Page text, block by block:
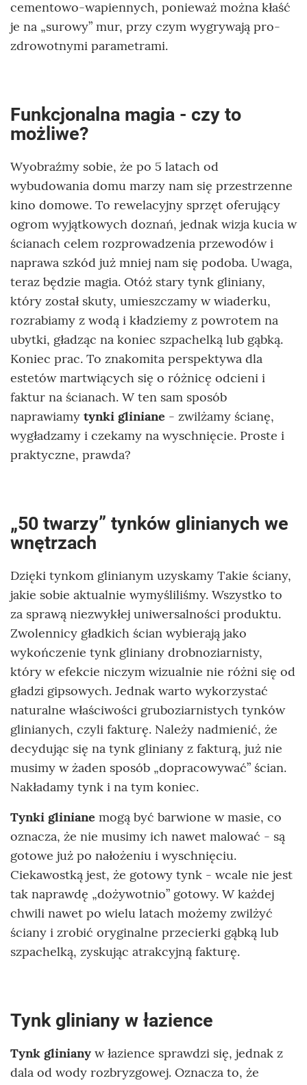
cementowo-wapiennych, ponieważ można kłaść
je na „surowy” mur, przy czym wygrywają pro-
zdrowotnymi parametrami.
Funkcjonalna magia - czy to
możliwe?
Wyobraźmy sobie, że po 5 latach od
wybudowania domu marzy nam się przestrzenne
kino domowe. To rewelacyjny sprzęt oferujący
ogrom wyjątkowych doznań, jednak wizja kucia w
ścianach celem rozprowadzenia przewodów i
naprawa szkód już mniej nam się podoba. Uwaga,
teraz będzie magia. Otóż stary tynk gliniany,
który został skuty, umieszczamy w wiaderku,
rozrabiamy z wodą i kładziemy z powrotem na
ubytki, gładząc na koniec szpachelką lub gąbką.
Koniec prac. To znakomita perspektywa dla
estetów martwiących się o różnicę odcieni i
faktur na ścianach. W ten sam sposób
naprawiamy tynki gliniane - zwilżamy ścianę,
wygładzamy i czekamy na wyschnięcie. Proste i
praktyczne, prawda?
„50 twarzy” tynków glinianych we
wnętrzach
Dzięki tynkom glinianym uzyskamy Takie ściany,
jakie sobie aktualnie wymyśliliśmy. Wszystko to
za sprawą niezwykłej uniwersalności produktu.
Zwolennicy gładkich ścian wybierają jako
wykończenie tynk gliniany drobnoziarnisty,
który w efekcie niczym wizualnie nie różni się od
gładzi gipsowych. Jednak warto wykorzystać
naturalne właściwości gruboziarnistych tynków
glinianych, czyli fakturę. Należy nadmienić, że
decydując się na tynk gliniany z fakturą, już nie
musimy w żaden sposób „dopracowywać” ścian.
Nakładamy tynk i na tym koniec.
Tynki gliniane mogą być barwione w masie, co
oznacza, że nie musimy ich nawet malować - są
gotowe już po nałożeniu i wyschnięciu.
Ciekawostką jest, że gotowy tynk - wcale nie jest
tak naprawdę „dożywotnio” gotowy. W każdej
chwili nawet po wielu latach możemy zwilżyć
ściany i zrobić oryginalne przecierki gąbką lub
szpachelką, zyskując atrakcyjną fakturę.
Tynk gliniany w łazience
Tynk gliniany w łazience sprawdzi się, jednak z
dala od wody rozbryzgowej. Oznacza to, że